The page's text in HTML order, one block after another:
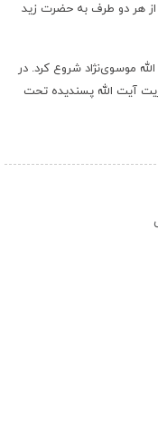
هر دو طرف به حضرت زید
موسوی‌نژاد شروع کرد. در
آیت الله پسندیده تحت